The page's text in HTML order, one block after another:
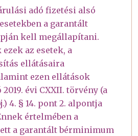
adó fizetési alsó
a garantált
kell megállapítani.
az esetek, a
ellátásaira
ezen ellátások
évi CXXII. törvény (a
4. § 14. pont 2. alpontja
értelmében a
a garantált bérminimum